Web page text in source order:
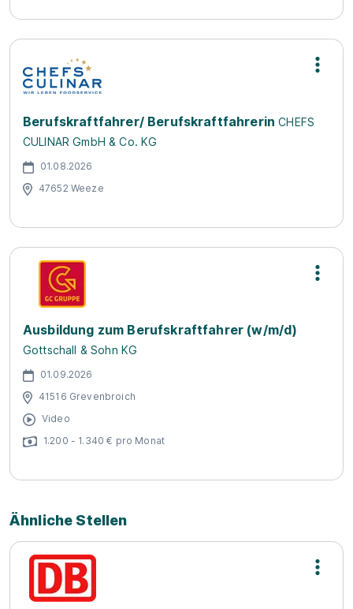
Berufskraftfahrer/ Berufskraftfahrerin CHEFS
CULINAR GmbH & Co. KG
01.08.2026
47652 Weeze
Ausbildung zum Berufskraftfahrer (w/m/d)
Gottschall & Sohn KG
01.09.2026
41516 Grevenbroich
Video
1.200 - 1.340 € pro Monat
Ähnliche Stellen